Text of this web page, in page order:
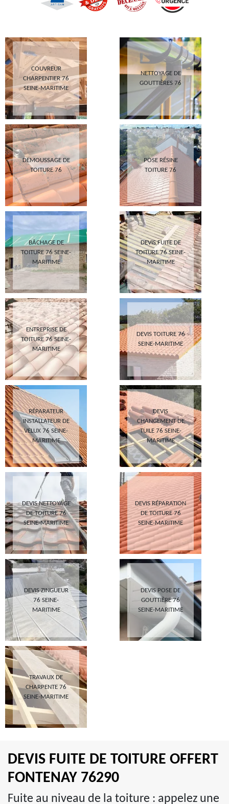
COUVREUR
CHARPENTIER 76
SEINE-MARITIME
NETTOYAGE DE
GOUTTIÈRES 76
DEMOUSSAGE DE
TOITURE 76
POSE RÉSINE
TOITURE 76
BÂCHAGE DE
TOITURE 76 SEINE-
MARITIME
DEVIS FUITE DE
TOITURE 76 SEINE-
MARITIME
ENTREPRISE DE
TOITURE 76 SEINE-
MARITIME
DEVIS TOITURE 76
SEINE-MARITIME
RÉPARATEUR
INSTALLATEUR DE
VELUX 76 SEINE-
MARITIME
DEVIS
CHANGEMENT DE
TUILE 76 SEINE-
MARITIME
DEVIS NETTOYAGE
DE TOITURE 76
SEINE-MARITIME
DEVIS RÉPARATION
DE TOITURE 76
SEINE-MARITIME
DEVIS ZINGUEUR
76 SEINE-
MARITIME
DEVIS POSE DE
GOUTTIÈRE 76
SEINE-MARITIME
TRAVAUX DE
CHARPENTE 76
SEINE-MARITIME
DEVIS FUITE DE TOITURE OFFERT
FONTENAY 76290
Fuite au niveau de la toiture : appelez une